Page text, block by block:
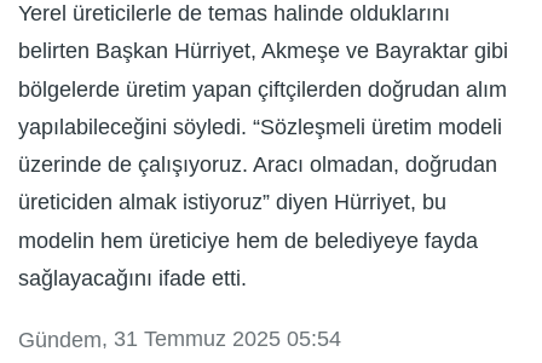
Yerel üreticilerle de temas halinde olduklarını
belirten Başkan Hürriyet, Akmeşe ve Bayraktar gibi
bölgelerde üretim yapan çiftçilerden doğrudan alım
yapılabileceğini söyledi. “Sözleşmeli üretim modeli
üzerinde de çalışıyoruz. Aracı olmadan, doğrudan
üreticiden almak istiyoruz” diyen Hürriyet, bu
modelin hem üreticiye hem de belediyeye fayda
sağlayacağını ifade etti.
Gündem, 31 Temmuz 2025 05:54